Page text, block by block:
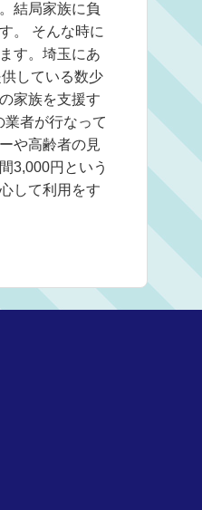
結局家族に負
。 そんな時に
す。埼玉にあ
している数少
家族を支援す
者が行なって
や高齢者の見
3,000円という
して利用をす